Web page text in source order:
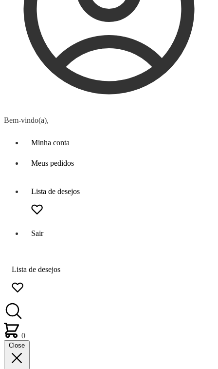
Bem-vindo(a),
Minha conta
Meus pedidos
Lista de desejos
Sair
Lista de desejos
0
Close